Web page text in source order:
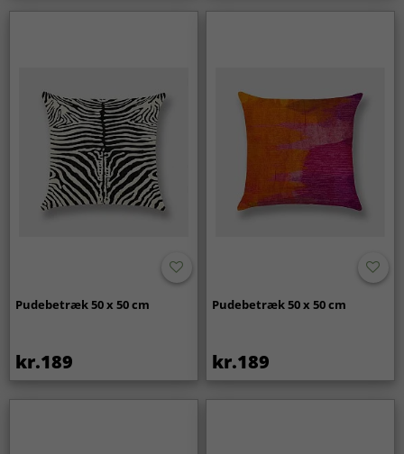
Pudebetræk 50 x 50 cm
kr.189
Pudebetræk 50 x 50 cm
kr.189